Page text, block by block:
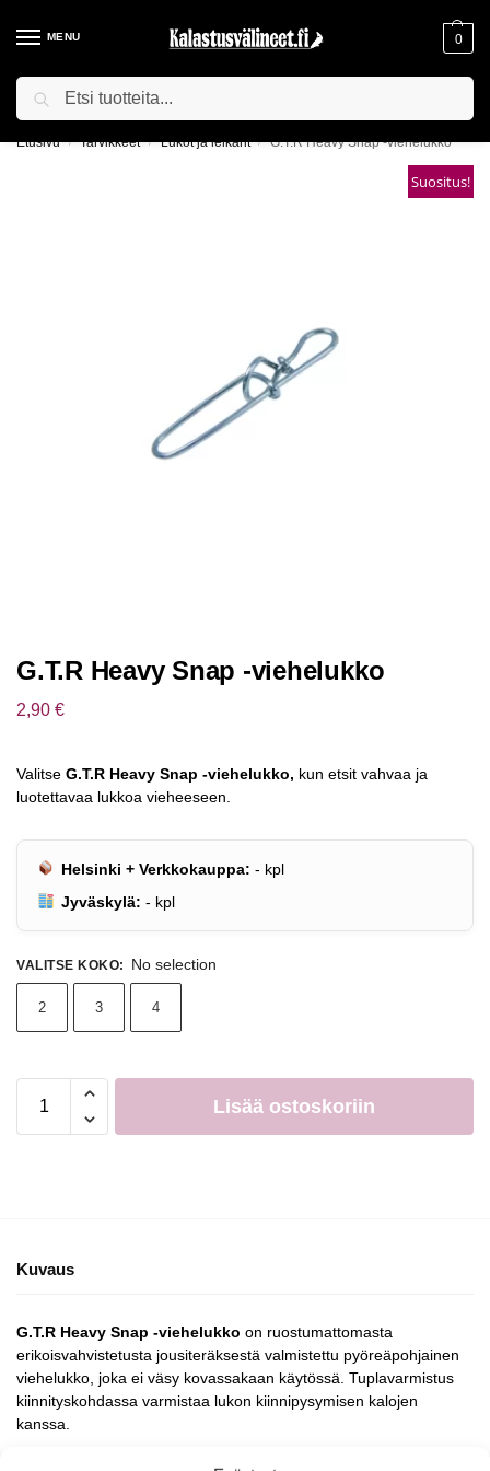
MENU 0
ILMAINEN TOIMITUS YLI 75€ TILAUKSILLE!
Etusivu / Tarvikkeet / Lukot ja leikarit / G.T.R Heavy Snap -viehelukko
Suositus!
G.T.R Heavy Snap -viehelukko
2,90 €
Valitse G.T.R Heavy Snap -viehelukko, kun etsit vahvaa ja
luotettavaa lukkoa vieheeseen.
Helsinki + Verkkokauppa: - kpl
Jyväskylä: - kpl
VALITSE KOKO: No selection
2 3 4
Lisää ostoskoriin
Kuvaus
G.T.R Heavy Snap -viehelukko on ruostumattomasta
erikoisvahvistetusta jousiteräksestä valmistettu pyöreäpohjainen
viehelukko, joka ei väsy kovassakaan käytössä. Tuplavarmistus
kiinnityskohdassa varmistaa lukon kiinnipysymisen kalojen
kanssa.